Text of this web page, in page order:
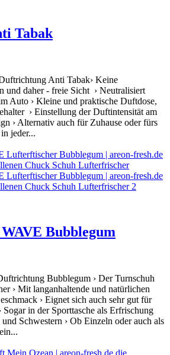
Tabak
Anti Tabak› Keine
und daher - freie Sicht › Neutralisiert
Auto › Kleine und praktische Duftdose,
› Einstellung der Duftintensität am
› Alternativ auch für Zuhause oder fürs
jeder...
Bubblegum
Bubblegum › Der Turnschuh
› Mit langanhaltende und natürlichen
› Eignet sich auch sehr gut für
in der Sporttasche als Erfrischung
Schwestern › Ob Einzeln oder auch als